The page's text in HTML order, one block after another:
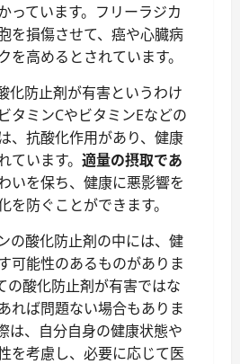
っています。フリーラジカ
を損傷させて、癌や心臓病
を高めるとされています。
化防止剤が有害というわけ
タミンCやビタミンEなどの
、抗酸化作用があり、健康
ています。 適量の摂取であ
いを保ち、健康に悪影響を
を防ぐことができます。
の酸化防止剤の中には、健
可能性のあるものがありま
の酸化防止剤が有害ではな
れば問題ない場合もありま
は、自分自身の健康状態や
を考慮し、必要に応じて医